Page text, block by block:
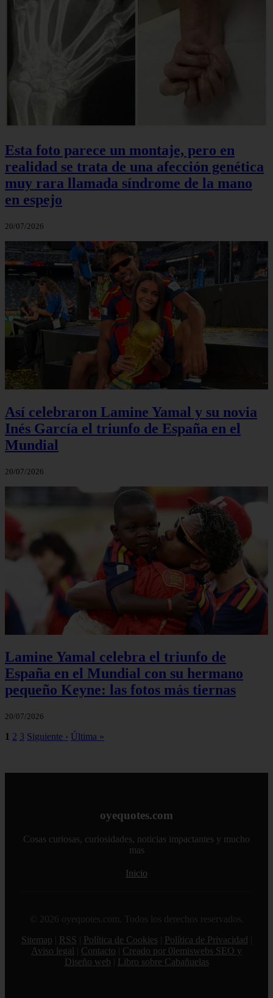
Esta foto parece un montaje, pero en
realidad se trata de una afección genética
muy rara llamada síndrome de la mano
en espejo
20/07/2026
Así celebraron Lamine Yamal y su novia
Inés García el triunfo de España en el
Mundial
20/07/2026
Lamine Yamal celebra el triunfo de
España en el Mundial con su hermano
pequeño Keyne: las fotos más tiernas
20/07/2026
1 2 3 Siguiente › Última »
oyequotes.com
Cosas curiosas, curiosidades, noticias impactantes y mucho
mas
Inicio
© 2026 oyequotes.com. Todos los derechos reservados.
Sitemap
RSS Política de Cookies Política de Privacidad
Aviso legal
Contacto
Creado por 0lemiswebs SEO y
Diseño web
Libro sobre Cabañuelas